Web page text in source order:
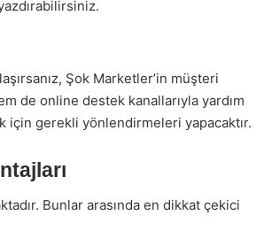
Şok Marketler’in müşteri
de online destek kanallarıyla yardım
için gerekli yönlendirmeleri yapacaktır.
Bunlar arasında en dikkat çekici